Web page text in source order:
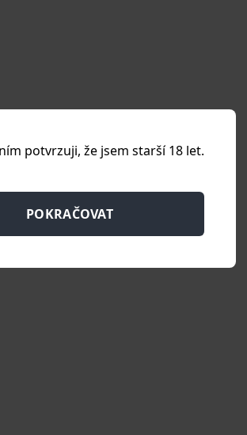
potvrzuji, že jsem starší 18 let.
POKRAČOVAT
sirupy